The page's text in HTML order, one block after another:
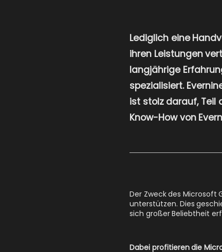
Lediglich eine
ihren Leistungen
langjährige
spezialisiert.
ist stolz darauf, Teil
Know-How von
Der Zweck des Microsoft
unterstützen. Dies
sich großer Beliebtheit
Dabei profitieren die